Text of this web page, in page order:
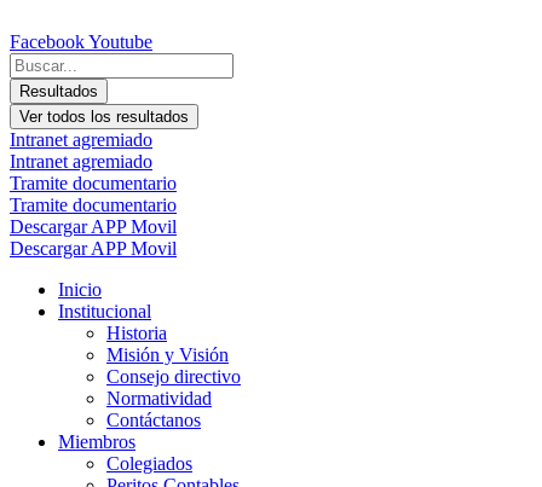
al
contenido
FacebookYoutube
Search
...Resultados
Ver todos los resultados
Intranet agremiado
Intranet agremiado
Tramite documentario
Tramite documentario
Descargar APP Movil
Descargar APP Movil
Inicio
Institucional
Historia
Misión y Visión
Consejo directivo
Normatividad
Contáctanos
Miembros
Colegiados